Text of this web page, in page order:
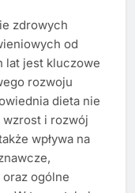
zdrowych
od
lat jest kluczowe
rozwoju
dieta nie
i rozwój
wpływa na
ogólne